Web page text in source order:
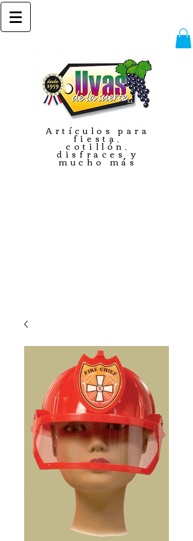
Artículos para
fiesta,
cotillón,
disfraces y
mucho más